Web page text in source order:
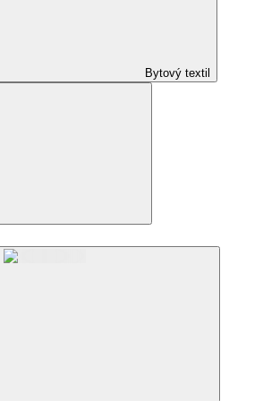
Bytový textil